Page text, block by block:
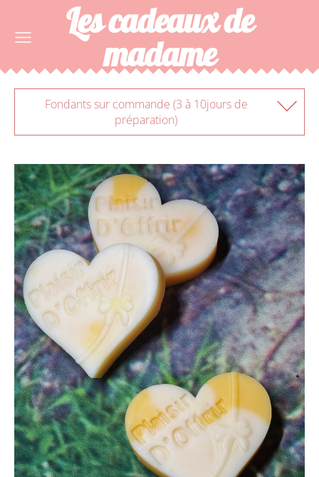
Les cadeaux de
madame
Fondants sur commande (3 à 10jours de
préparation)